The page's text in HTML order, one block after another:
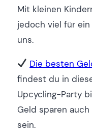
Mit kleinen
jedoch viel für
uns.
Die besten
findest du in
Upcycling-Party
Geld sparen
sein.